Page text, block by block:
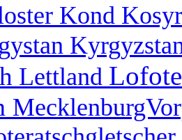
Kond
Lettland